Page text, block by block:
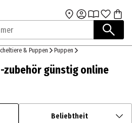
Zum Hauptinhalt
& Puppen
Puppen
zubehör günstig online
Beliebtheit